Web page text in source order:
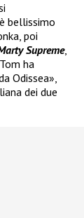
bellissimo
poi
Supreme,
ha
Odissea»,
dei due